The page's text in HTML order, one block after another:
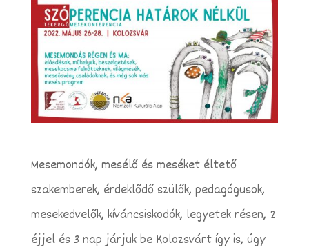
Mesemondók, mesélő és meséket éltető
szakemberek, érdeklődő szülők, pedagógusok,
mesekedvelők, kíváncsiskodók, legyetek résen, 2
éjjel és 3 nap járjuk be Kolozsvárt így is, úgy